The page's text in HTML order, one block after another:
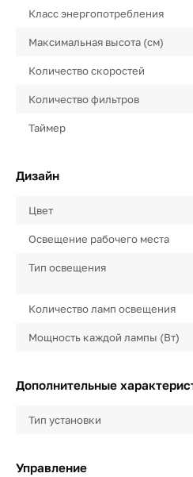
Класс энергопотребления
Максимальная высота (см)
Количество скоростей
Количество фильтров
Таймер
Дизайн
Цвет
Освещение рабочего места
Тип освещения
Количество ламп освещения
Мощность каждой лампы (Вт)
Дополнительные
Тип установки
Управление